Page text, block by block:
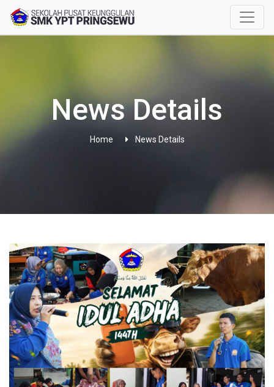
News Details
Home News Details